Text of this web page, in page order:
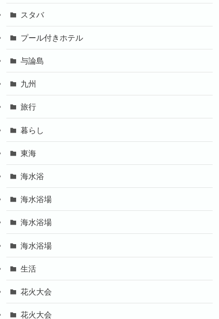
スタバ
プール付きホテル
与論島
九州
旅行
暮らし
東海
海水浴
海水浴場
海水浴場
海水浴場
生活
花火大会
花火大会